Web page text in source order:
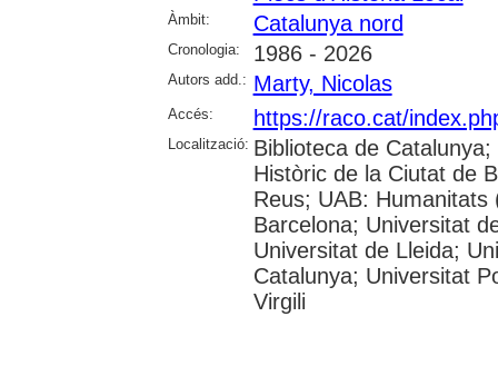
Àmbit: Catalunya nord
Cronologia: 1986 - 2026
Autors add.: Marty, Nicolas
Accés: https://raco.cat/
Localització: Biblioteca de
Històric de la Ciutat de
Reus; UAB:
Barcelona; Universitat
Universitat de Lleida;
Catalunya; Universitat
Virgili